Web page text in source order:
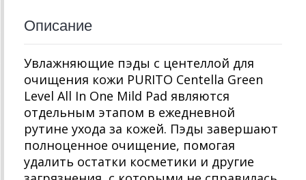
Описание
Увлажняющие пэды с центеллой для
очищения кожи PURITO Centella Green
Level All In One Mild Pad являются
отдельным этапом в ежедневной
рутине ухода за кожей. Пэды завершают
полноценное очищение, помогая
удалить остатки косметики и другие